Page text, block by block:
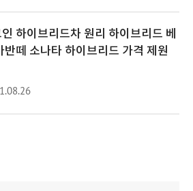
하이브리드차 원리 하이브리드 베
반떼 소나타 하이브리드 가격 제원